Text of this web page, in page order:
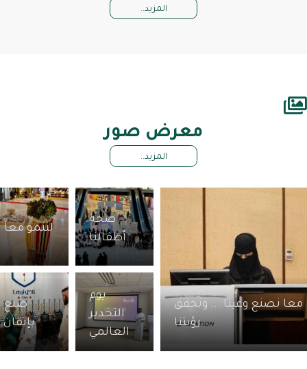
المزيد..
معرض صور
المزيد..
نصنع وعينا ... ونحقق
رؤيتنا
صحة
أطفالنا
لننمو معاً
يوم
التخدير
العالمي
صنع
بإتقان